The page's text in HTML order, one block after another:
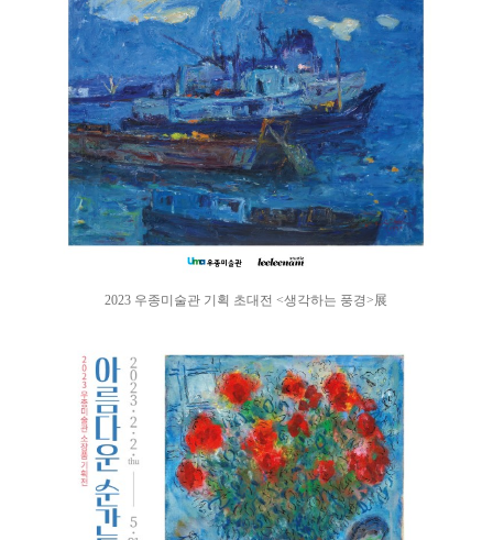
2023 우종미술관 기획 초대전 <생각하는 풍경>展